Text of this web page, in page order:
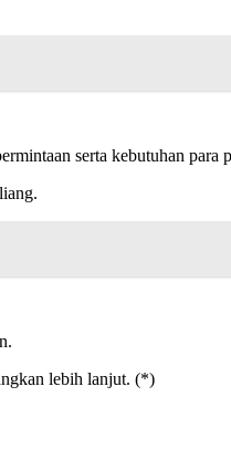
serta kebutuhan para
lebih lanjut. (*)